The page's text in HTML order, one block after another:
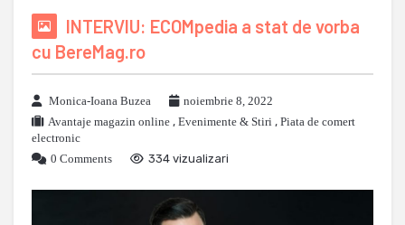
INTERVIU: ECOMpedia a stat de vorba
cu BereMag.ro
Monica-Ioana Buzea
noiembrie 8, 2022
Avantaje magazin online , Evenimente & Stiri , Piata de comert
electronic
0 Comments
334 vizualizari